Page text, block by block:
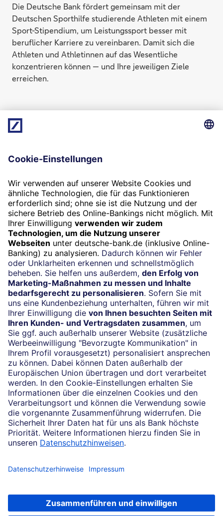
Die Deutsche Bank fördert gemeinsam mit der
Deutschen Sporthilfe studierende Athleten mit einem
Sport-Stipendium, um Leistungssport besser mit
beruflicher Karriere zu vereinbaren. Damit sich die
Athleten und Athletinnen auf das Wesentliche
konzentrieren können — und Ihre jeweiligen Ziele
erreichen.
24/7-Kundenservice
(069) 910-100 00
Termin
Beratung vereinbaren
Impressum
Konditionen und Preise
Rechtliche Hinweise
Soweit auf dieser Internetseite von der Deutschen Bank die Rede ist, bezieht